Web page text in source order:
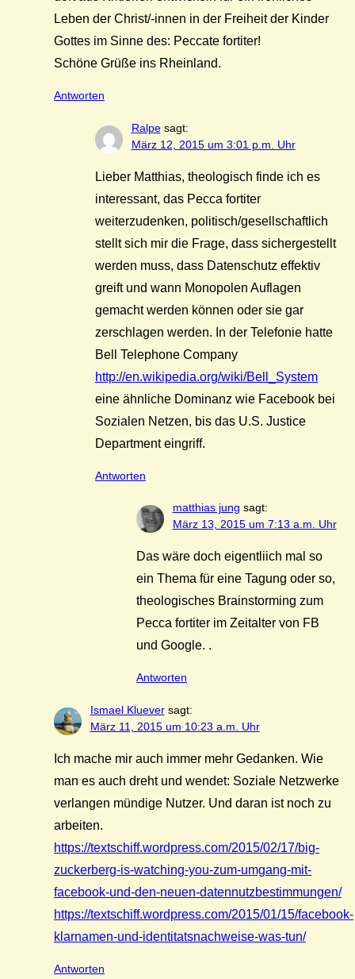
Leben der Christ/-innen in der Freiheit der Kinder
Gottes im Sinne des: Peccate fortiter!
Schöne Grüße ins Rheinland.
Antworten
Ralpe sagt:
März 12, 2015 um 3:01 p.m. Uhr
Lieber Matthias, theologisch finde ich es
interessant, das Pecca fortiter
weiterzudenken, politisch/gesellschaftlich
stellt sich mir die Frage, dass sichergestellt
werden muss, dass Datenschutz effektiv
greift und wann Monopolen Auflagen
gemacht werden können oder sie gar
zerschlagen werden. In der Telefonie hatte
Bell Telephone Company
http://en.wikipedia.org/wiki/Bell_System
eine ähnliche Dominanz wie Facebook bei
Sozialen Netzen, bis das U.S. Justice
Department eingriff.
Antworten
matthias jung sagt:
März 13, 2015 um 7:13 a.m. Uhr
Das wäre doch eigentliich mal so
ein Thema für eine Tagung oder so,
theologisches Brainstorming zum
Pecca fortiter im Zeitalter von FB
und Google. .
Antworten
Ismael Kluever sagt:
März 11, 2015 um 10:23 a.m. Uhr
Ich mache mir auch immer mehr Gedanken. Wie
man es auch dreht und wendet: Soziale Netzwerke
verlangen mündige Nutzer. Und daran ist noch zu
arbeiten.
https://textschiff.wordpress.com/2015/02/17/big-
zuckerberg-is-watching-you-zum-umgang-mit-
facebook-und-den-neuen-datennutzbestimmungen/
https://textschiff.wordpress.com/2015/01/15/facebook-
klarnamen-und-identitatsnachweise-was-tun/
Antworten